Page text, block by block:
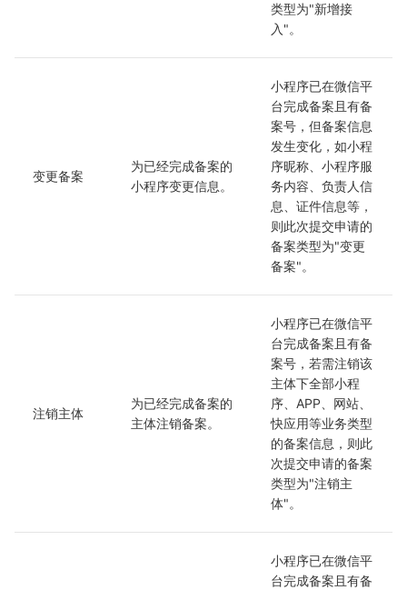
类型为"新增接
入"。
变更备案
为已经完成备案的
小程序变更信息。
小程序已在微信平
台完成备案且有备
案号，但备案信息
发生变化，如小程
序昵称、小程序服
务内容、负责人信
息、证件信息等，
则此次提交申请的
备案类型为"变更
备案"。
注销主体
为已经完成备案的
主体注销备案。
小程序已在微信平
台完成备案且有备
案号，若需注销该
主体下全部小程
序、APP、网站、
快应用等业务类型
的备案信息，则此
次提交申请的备案
类型为"注销主
体"。
小程序已在微信平
台完成备案且有备